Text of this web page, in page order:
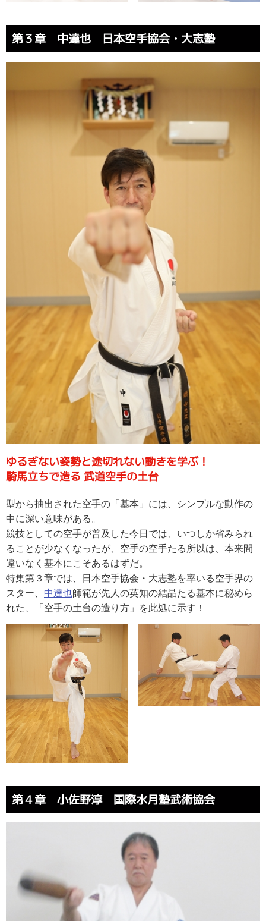
第３章 中達也 日本空手協会・大志塾
ゆるぎない姿勢と途切れない動きを学ぶ！
騎馬立ちで造る 武道空手の土台
型から抽出された空手の「基本」には、シンプルな動作の
中に深い意味がある。
競技としての空手が普及した今日では、いつしか省みられ
ることが少なくなったが、空手の空手たる所以は、本来間
違いなく基本にこそあるはずだ。
特集第３章では、日本空手協会・大志塾を率いる空手界の
スター、 中達也 師範が先人の英知の結晶たる基本に秘めら
れた、「空手の土台の造り方」を此処に示す！
第４章 小佐野淳 国際水月塾武術協会